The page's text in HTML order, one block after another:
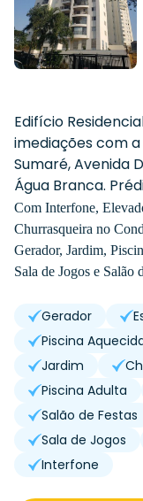
Edifício
imediações com
Sumaré, Avenida
Água Branca.
Com Interfone,
Churrasqueira no
Gerador, Jardim,
Sala de Jogos e Salão
Gerador
Piscina
Jardim
Piscina Adulta
Salão de Festas
Sala de Jogos
Interfone